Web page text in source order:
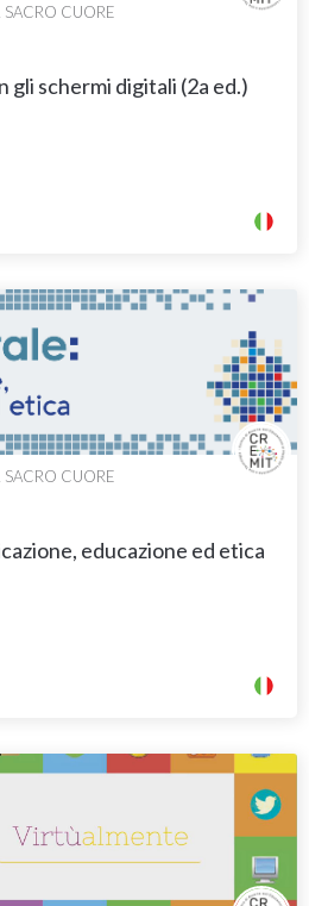
SACRO CUORE
gli schermi digitali (2a ed.)
SACRO CUORE
educazione ed etica